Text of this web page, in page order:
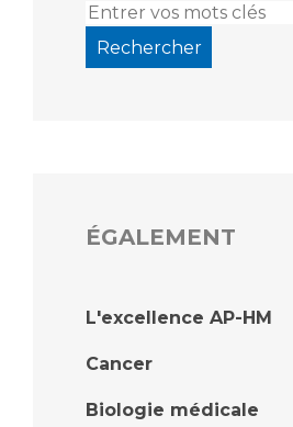
ÉGALEMENT
L'excellence AP-HM
Cancer
Biologie médicale